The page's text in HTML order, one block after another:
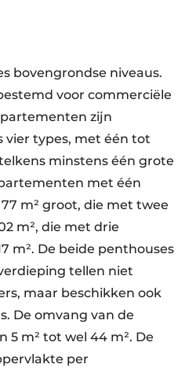
bovengrondse niveaus.
voor commerciële
zijn
vier types, met één tot
minstens één grote
met één
m² groot, die met twee
m², die met drie
m². De beide penthouses
tellen niet
maar beschikken ook
De omvang van de
5 m² tot wel 44 m². De
per